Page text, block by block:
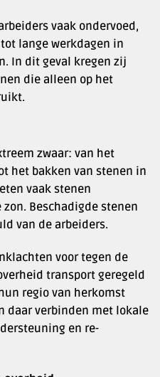
vaak ondervoed,
lange werkdagen in
In dit geval kregen zij
die alleen op het
zwaar: van het
het bakken van stenen in
vaak stenen
Beschadigde stenen
van de arbeiders.
voor tegen de
transport geregeld
regio van herkomst
daar verbinden met lokale
en re-